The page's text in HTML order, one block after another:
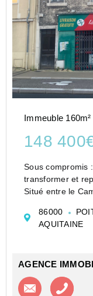
POITIERS
(86000)
Immeuble
148
Sous compromis
transformer et
Situé entre le
commercial.
Une rénovation
86000
AQUITAINE
AGENCE
Contacter